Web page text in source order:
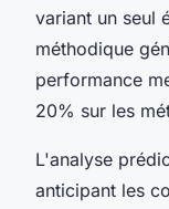
variant un seul
méthodique
performance
20% sur les
L'analyse
anticipant les